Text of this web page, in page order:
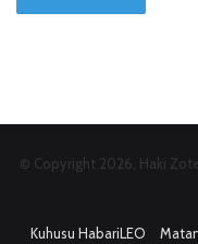
© Copyright 2026, Haki
Kuhusu HabariLEO